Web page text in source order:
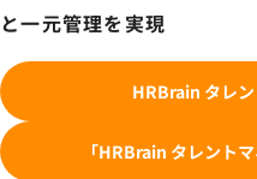
と一元管理を実現
HRBrain タレ
「HRBrain タレント